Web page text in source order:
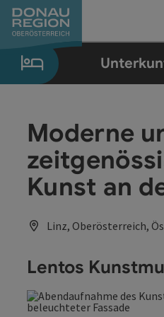
Zum Inhalt
Zur Navigation
Zum Seitenanfang
Zur Kontaktseite
Zum Impressum
Zur Startseite
Moderne
Kunst an
Linz, Oberösterreich,
Lentos